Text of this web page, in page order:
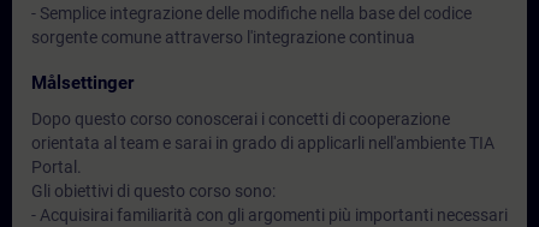
- Semplice integrazione delle modifiche nella base del codice
sorgente comune attraverso l'integrazione continua
Målsettinger
Dopo questo corso conoscerai i concetti di cooperazione
orientata al team e sarai in grado di applicarli nell'ambiente TIA
Portal.
Gli obiettivi di questo corso sono:
- Acquisirai familiarità con gli argomenti più importanti necessari